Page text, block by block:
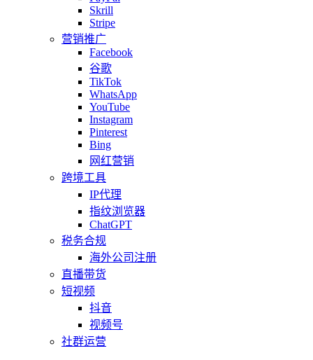
Skrill
Stripe
营销推广
Facebook
谷歌
TikTok
WhatsApp
YouTube
Instagram
Pinterest
Bing
网红营销
跨境工具
IP代理
指纹浏览器
ChatGPT
税务合规
海外公司注册
直播带货
短视频
抖音
视频号
社群运营